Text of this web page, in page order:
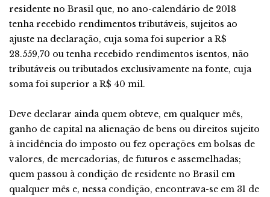
residente no Brasil que, no ano-calendário de 2018
tenha recebido rendimentos tributáveis, sujeitos ao
ajuste na declaração, cuja soma foi superior a R$
28.559,70 ou tenha recebido rendimentos isentos, não
tributáveis ou tributados exclusivamente na fonte, cuja
soma foi superior a R$ 40 mil.
Deve declarar ainda quem obteve, em qualquer mês,
ganho de capital na alienação de bens ou direitos sujeito
à incidência do imposto ou fez operações em bolsas de
valores, de mercadorias, de futuros e assemelhadas;
quem passou à condição de residente no Brasil em
qualquer mês e, nessa condição, encontrava-se em 31 de